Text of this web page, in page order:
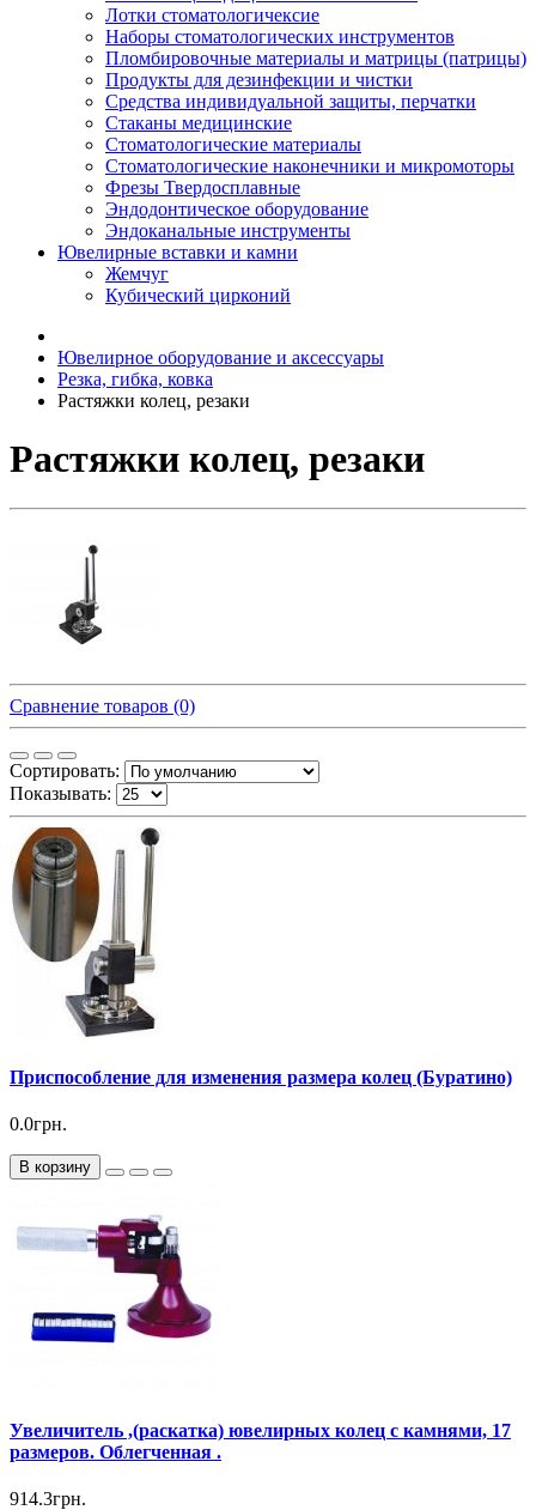
Лотки стоматологичексие
Наборы стоматологических инструментов
Пломбировочные материалы и матрицы (патрицы)
Продукты для дезинфекции и чистки
Средства индивидуальной защиты, перчатки
Стаканы медицинские
Стоматологические материалы
Стоматологические наконечники и микромоторы
Фрезы Твердосплавные
Эндодонтическое оборудование
Эндоканальные инструменты
Ювелирные вставки и камни
Жемчуг
Кубический цирконий
Ювелирное оборудование и аксессуары
Резка, гибка, ковка
Растяжки колец, резаки
Растяжки колец, резаки
Сравнение товаров (0)
Сортировать:
Показывать:
Приспособление для изменения размера колец (Буратино)
0.0грн.
В корзину
Увеличитель ,(раскатка) ювелирных колец с камнями, 17
размеров. Облегченная .
914.3грн.